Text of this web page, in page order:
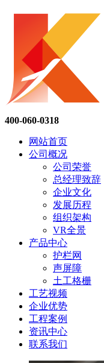
400-060-0318
网站首页
公司概况
公司荣誉
总经理致辞
企业文化
发展历程
组织架构
VR全景
产品中心
护栏网
声屏障
土工格栅
工艺视频
企业优势
工程案例
资讯中心
联系我们